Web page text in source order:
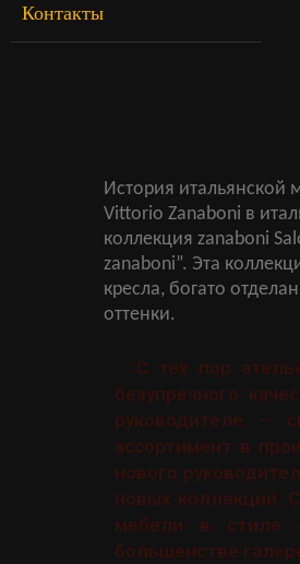
Контакты
История итальянской
Vittorio Zanaboni в
коллекция zanaboni
zanaboni”. Эта
кресла, богато
оттенки.
С тех пор
безупречного
руководителе –
ассортимент в
нового
новых коллекций.
мебели в стиле
большенстве